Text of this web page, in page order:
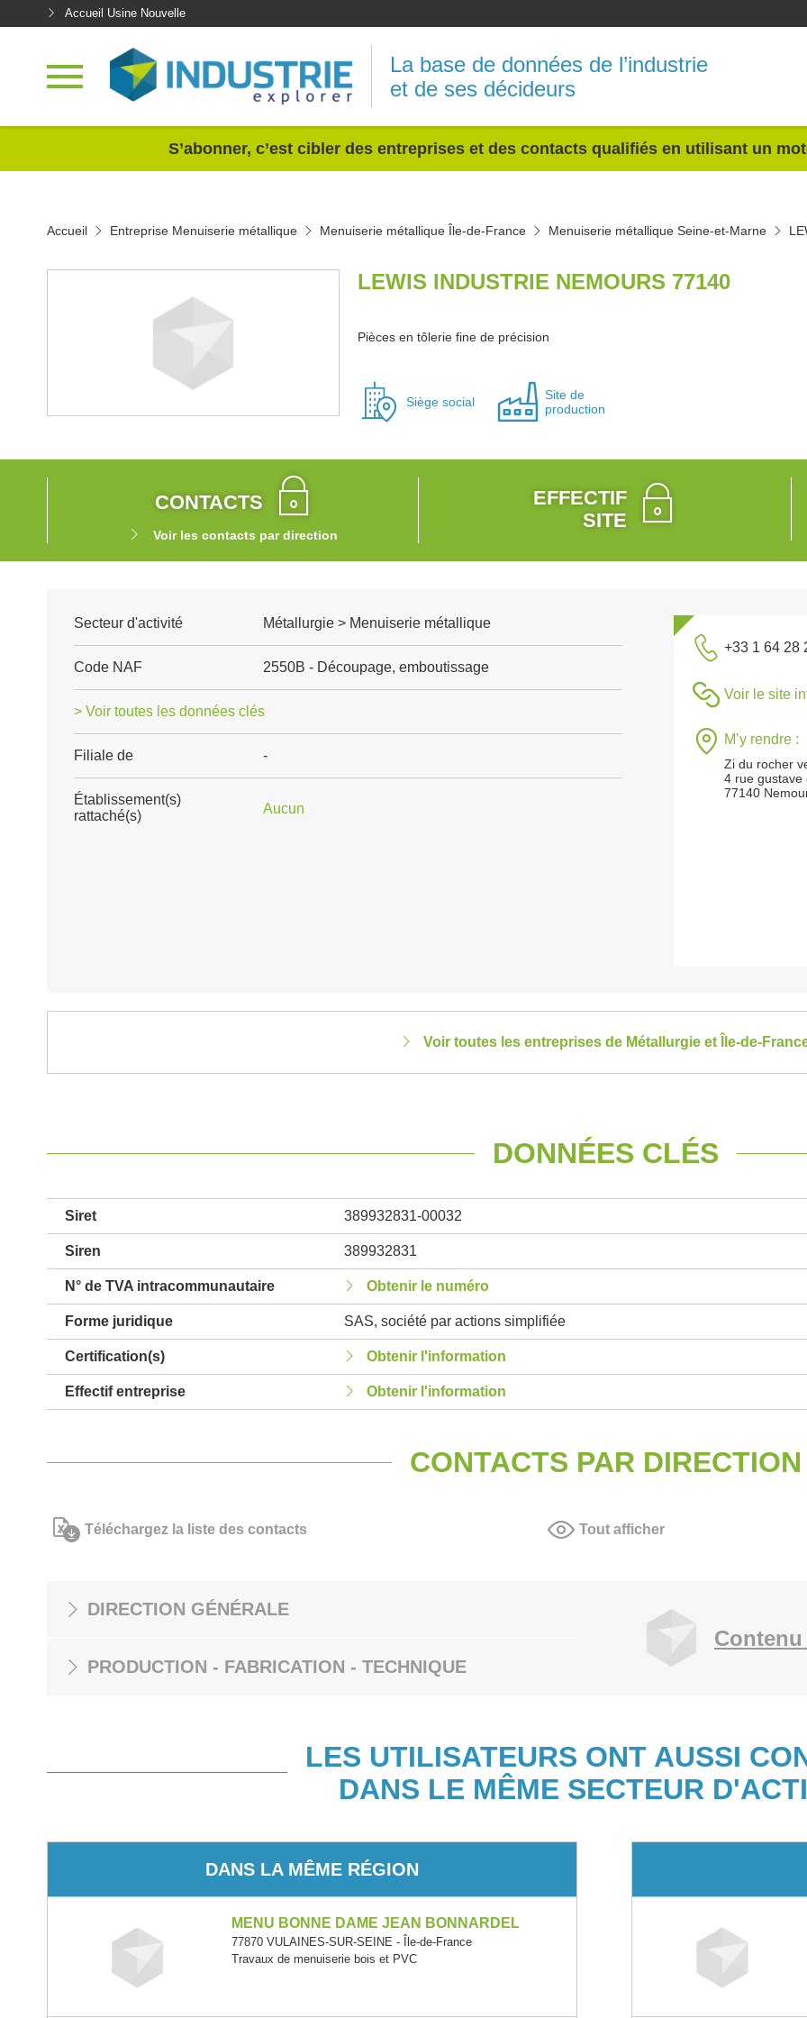
Accueil Usine Nouvelle
La base de données de l’industrie
et de ses décideurs
S’abonner, c’est cibler des entreprises et des contacts qualifiés en utilisant un
Accueil Entreprise Menuiserie métallique Menuiserie métallique Île-de-France Menuiserie métallique Seine-et-Marne
LEWIS INDUSTRIE NEMOURS 77140
Pièces en tôlerie fine de précision
Siège social
Site de
production
CONTACTS
Voir les contacts par direction
EFFECTIF
SITE
Secteur d'activité Métallurgie > Menuiserie métallique
Code NAF 2550B - Découpage, emboutissage
> Voir toutes les données clés
Filiale de -
Établissement(s)
rattaché(s)
Aucun
+33 1 64 28
Voir le site
M’y rendre :
Zi du rocher
4 rue gustave
77140
Voir toutes les entreprises de Métallurgie et Île-de-
DONNÉES CLÉS
Siret 389932831-00032
Siren 389932831
N° de TVA intracommunautaire Obtenir le numéro
Forme juridique SAS, société par actions simplifiée
Certification(s) Obtenir l'information
Effectif entreprise Obtenir l'information
CONTACTS PAR DIRECTION
Téléchargez la liste des contacts Tout afficher
DIRECTION GÉNÉRALE
PRODUCTION - FABRICATION - TECHNIQUE
LES UTILISATEURS ONT AUSSI
DANS LE MÊME SECTEUR
DANS LA MÊME RÉGION
MENU BONNE DAME JEAN BONNARDEL
77870 VULAINES-SUR-SEINE - Île-de-France
Travaux de menuiserie bois et PVC